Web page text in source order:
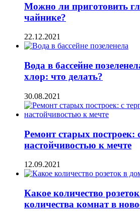
Можно ли приготовить
чайнике?
22.12.2021
Вода в бассейне
хлор: что делать?
30.08.2021
Ремонт старых построек:
настойчивостью к мечте
12.09.2021
Какое количество
количества комнат в